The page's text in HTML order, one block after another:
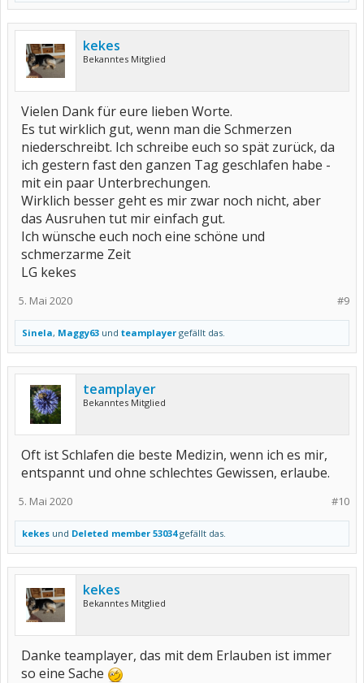
kekes
Bekanntes Mitglied
Vielen Dank für eure lieben Worte.
Es tut wirklich gut, wenn man die Schmerzen
niederschreibt. Ich schreibe euch so spät zurück, da
ich gestern fast den ganzen Tag geschlafen habe -
mit ein paar Unterbrechungen.
Wirklich besser geht es mir zwar noch nicht, aber
das Ausruhen tut mir einfach gut.
Ich wünsche euch noch eine schöne und
schmerzarme Zeit
LG kekes
#9
5. Mai 2020
Sinela, Maggy63 und teamplayer gefällt das.
teamplayer
Bekanntes Mitglied
Oft ist Schlafen die beste Medizin, wenn ich es mir,
entspannt und ohne schlechtes Gewissen, erlaube.
#10
5. Mai 2020
kekes und Deleted member 53034gefällt das.
kekes
Bekanntes Mitglied
Danke teamplayer, das mit dem Erlauben ist immer
so eine Sache